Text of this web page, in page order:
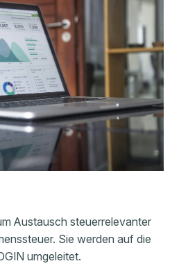
Austausch steuerrelevanter
Sie werden auf die
umgeleitet.